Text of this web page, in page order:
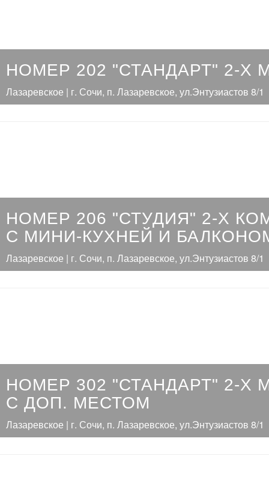
НОМЕР 202 "СТАНДАРТ" 2-Х
Лазаревское | г. Сочи, п. Лазаревское, ул.Энтузиастов 8/1
НОМЕР 206 "СТУДИЯ" 2-Х
С МИНИ-КУХНЕЙ И
Лазаревское | г. Сочи, п. Лазаревское, ул.Энтузиастов 8/1
НОМЕР 302 "СТАНДАРТ" 2-Х
С ДОП. МЕСТОМ
Лазаревское | г. Сочи, п. Лазаревское, ул.Энтузиастов 8/1